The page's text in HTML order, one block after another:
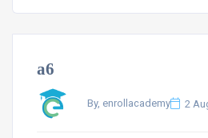
a6
By, enrollacademy 2